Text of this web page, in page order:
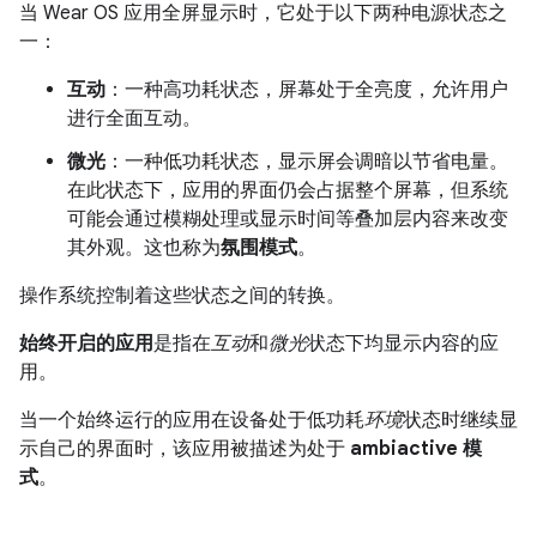
当 Wear OS 应用全屏显示时，它处于以下两种电源状态之
一：
互动 ：一种高功耗状态，屏幕处于全亮度，允许用户
进行全面互动。
微光 ：一种低功耗状态，显示屏会调暗以节省电量。
在此状态下，应用的界面仍会占据整个屏幕，但系统
可能会通过模糊处理或显示时间等叠加层内容来改变
其外观。这也称为氛围模式。
操作系统控制着这些状态之间的转换。
始终开启的应用是指在互动和微光状态下均显示内容的应
用。
当一个始终运行的应用在设备处于低功耗环境状态时继续显
示自己的界面时，该应用被描述为处于 ambiactive 模
式。